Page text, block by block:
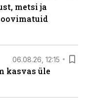
metsi ja
06.08.26, 12:15
kasvas üle